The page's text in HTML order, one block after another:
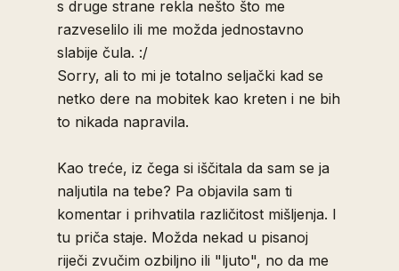
s druge strane rekla nešto što me
razveselilo ili me možda jednostavno
slabije čula. :/
Sorry, ali to mi je totalno seljački kad se
netko dere na mobitek kao kreten i ne bih
to nikada napravila.
Kao treće, iz čega si iščitala da sam se ja
naljutila na tebe? Pa objavila sam ti
komentar i prihvatila različitost mišljenja. I
tu priča staje. Možda nekad u pisanoj
riječi zvučim ozbiljno ili "ljuto", no da me